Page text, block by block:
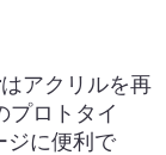
アクリルを再
プロトタイ
ジに便利で